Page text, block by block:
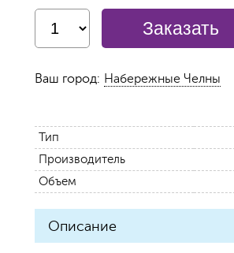
Заказать
Ваш город: Набережные Челны
Тип
Производитель
Объем
Описание